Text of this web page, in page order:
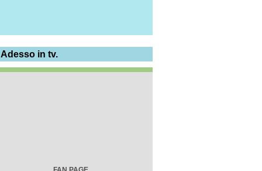
in tv.